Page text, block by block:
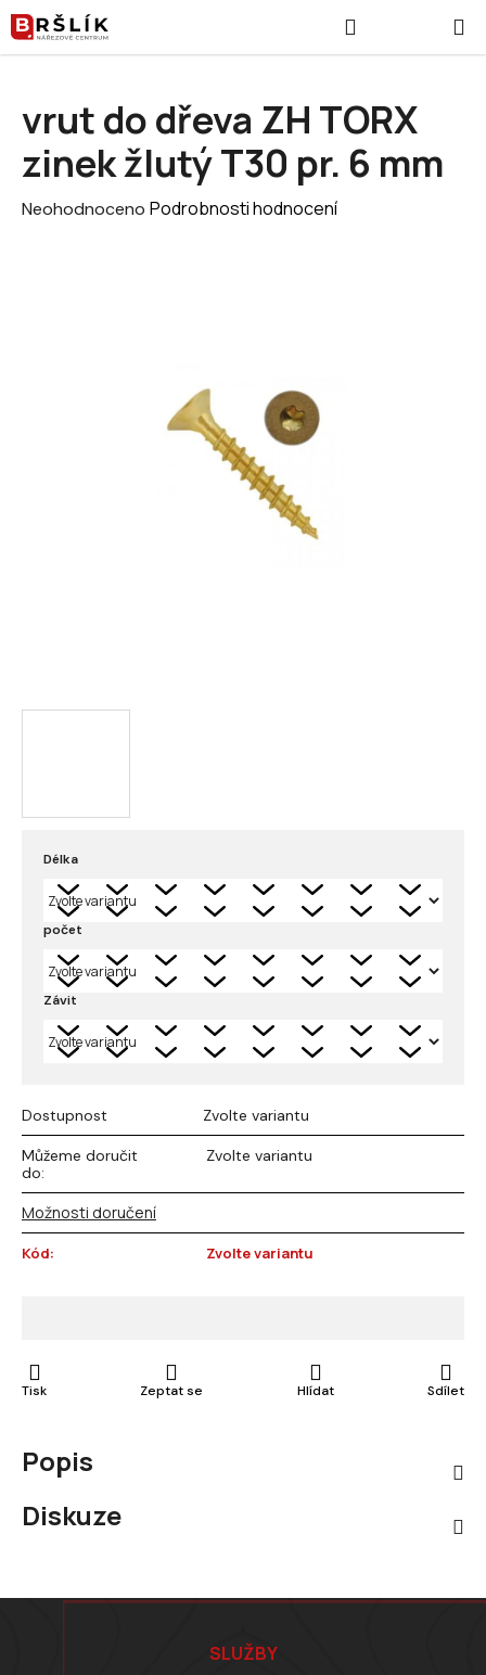
Přejít na obsah
Délka
počet
Závit
Dostupnost Zvolte variantu
Můžeme doručit
do:
Zvolte variantu
Možnosti doručení
Kód: Zvolte variantu
Tisk Zeptat se Hlídat Sdílet
vrut do dřeva ZH TORX
zinek žlutý T30 pr. 6 mm
Průměrné hodnocení produktu je 0,0 z 5 hvězdiček.
Neohodnoceno Podrobnosti hodnocení
Popis
Diskuze
Zápatí
SLUŽBY